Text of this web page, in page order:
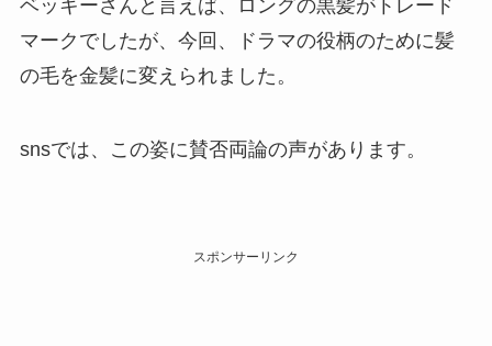
ベッキーさんと言えば、ロングの黒髪がトレード
マークでしたが、今回、ドラマの役柄のために髪
の毛を金髪に変えられました。
snsでは、この姿に賛否両論の声があります。
スポンサーリンク